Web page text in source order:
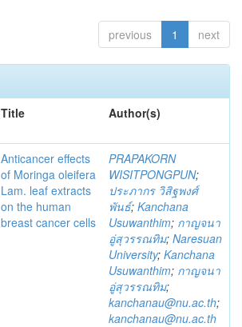
previous 1 next
Title Author(s)
Anticancer effects
of Moringa oleifera
Lam. leaf extracts
on the human
breast cancer cells
PRAPAKORN
WISITPONGPUN;
ประภากร วิสิฐพงศ์
พันธ์; Kanchana
Usuwanthim; กาญจนา
อู่สุวรรณทิม; Naresuan
University; Kanchana
Usuwanthim; กาญจนา
อู่สุวรรณทิม;
kanchanau@nu.ac.th;
kanchanau@nu.ac.th